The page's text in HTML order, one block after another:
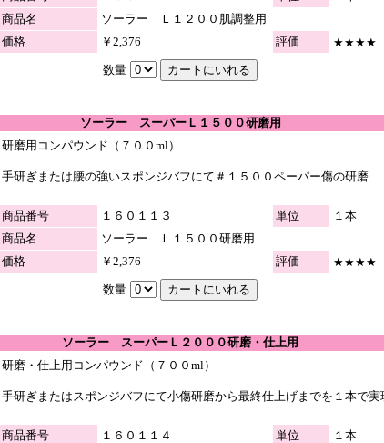
商品名
ソーラー Ｌ１２００肌調整用
価格
￥2,376 評価
★★★★
数量
ソーラー スーパーＬ１５００研磨用
研磨用コンパウンド（７００ml）
手研ぎまたは腰の強いスポンジバフにて＃１５００ペーパー傷の研磨
商品番号 １６０１１３ 単位
１本
商品名
ソーラー Ｌ１５００研磨用
価格
￥2,376 評価
★★★★
数量
ソーラー スーパーＬ２０００研磨・仕上用
研磨・仕上用コンパウンド（７００ml）
手研ぎまたはスポンジバフにて小傷研磨から最終仕上げまでを１本で実
商品番号 １６０１１４ 単位
１本